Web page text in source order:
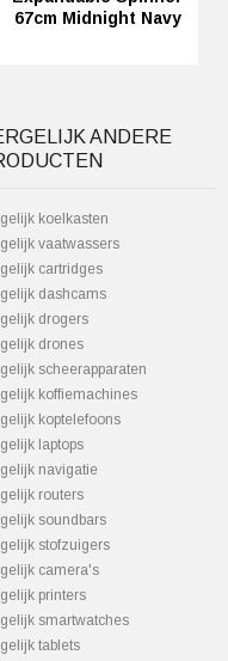
67cm Midnight Navy
ANDERE
koelkasten
vaatwassers
cartridges
dashcams
drogers
drones
scheerapparaten
koffiemachines
koptelefoons
laptops
navigatie
routers
soundbars
stofzuigers
camera's
printers
smartwatches
tablets